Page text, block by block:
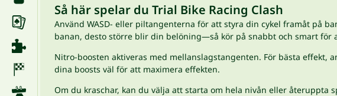
Så här spelar du Trial Bike Racing Clash
Använd WASD- eller piltangenterna för att styra din cykel framåt på
banan, desto större blir din belöning—så kör på snabbt och smart för
Nitro-boosten aktiveras med mellanslagstangenten. För bästa
dina boosts väl för att maximera effekten.
Om du kraschar, kan du välja att starta om hela nivån eller